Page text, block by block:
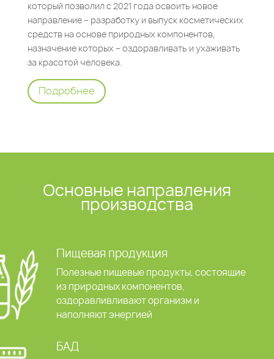
который позволил с 2021 года освоить новое
направление – разработку и выпуск косметических
средств на основе природных компонентов,
назначение которых – оздоравливать и ухаживать
за красотой человека.
Подробнее
Основные направления
производства
Пищевая продукция
Полезные пищевые продукты, состоящие
из природных компонентов,
оздоравливливают организм и
наполняют энергией
БАД